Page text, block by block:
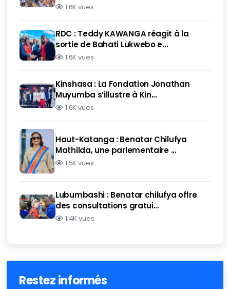
1.6K vues
RDC : Teddy KAWANGA réagit à la
sortie de Bahati Lukwebo e...
1.6K vues
Kinshasa : La Fondation Jonathan
Muyumba s’illustre à Kin...
1.6K vues
Haut-Katanga : Benatar Chilufya
Mathilda, une parlementaire ...
1.5K vues
Lubumbashi : Benatar chilufya offre
des consultations gratui...
1.4K vues
Restez informés